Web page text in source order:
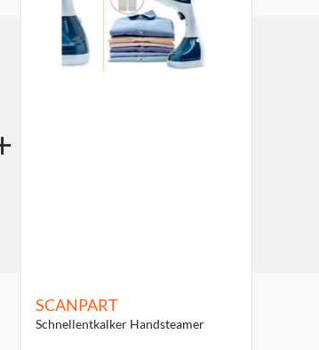
SCANPART
Schnellentkalker Handsteamer